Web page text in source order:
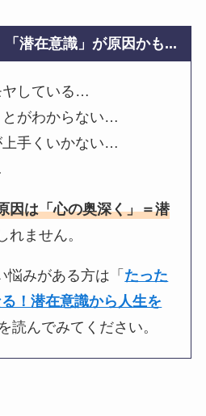
潜在意識」が原因かも...
ヤしている…
がわからない…
手くいかない…
因は「心の奥深く」＝潜
れません。
悩みがある方は「 たった
！潜在意識から人生を
読んでみてください。